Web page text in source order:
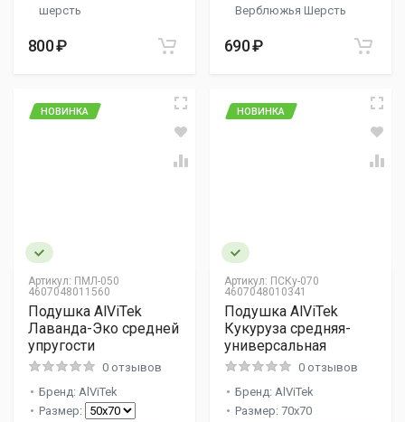
шерсть
800 ₽
Верблюжья Шерсть
690 ₽
Артикул: ПМЛ-050
4607048011560
НОВИНКА
Подушка AlViTek
Лаванда-Эко средней
упругости
0 отзывов
Бренд: AlViTek
Размер:
Артикул: ПСКу-070
4607048010341
НОВИНКА
Подушка AlViTek
Кукуруза средняя-
универсальная
0 отзывов
Бренд: AlViTek
Размер: 70x70